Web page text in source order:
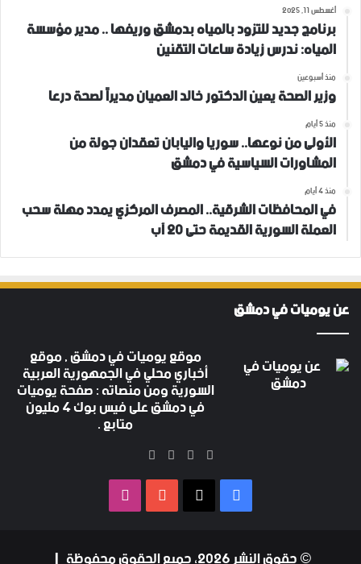
أغسطس 11, 2025
برنامج جديد للتزود بالمياه بدمشق وريفها .. مدير مؤسسة
المياه: ندرس زيادة ساعات التقنين
منذ أسبوعين
وزير الصحة يعين الدكتور خالد العميان مديراً لصحة درعا
منذ 5 أيام
الأولى من نوعها.. سوريا واليابان تعقدان جولة من
المشاورات السياسية في دمشق
منذ 4 أيام
في المحافظات الشرقية.. المصرف المركزي يمدد مهلة سحب
العملة السورية القديمة حتى 20 آب
عن يوميات في دمشق
موقع يوميات في دمشق , موقع
أخباري محلي في الجمهورية العربية
السورية ومن منصاته : صفحة يوميات
في دمشق على فيس بوك 4 مليون متابع .
فيسبوك
‫X
‫YouTube
فيسبوك ‫YouTube